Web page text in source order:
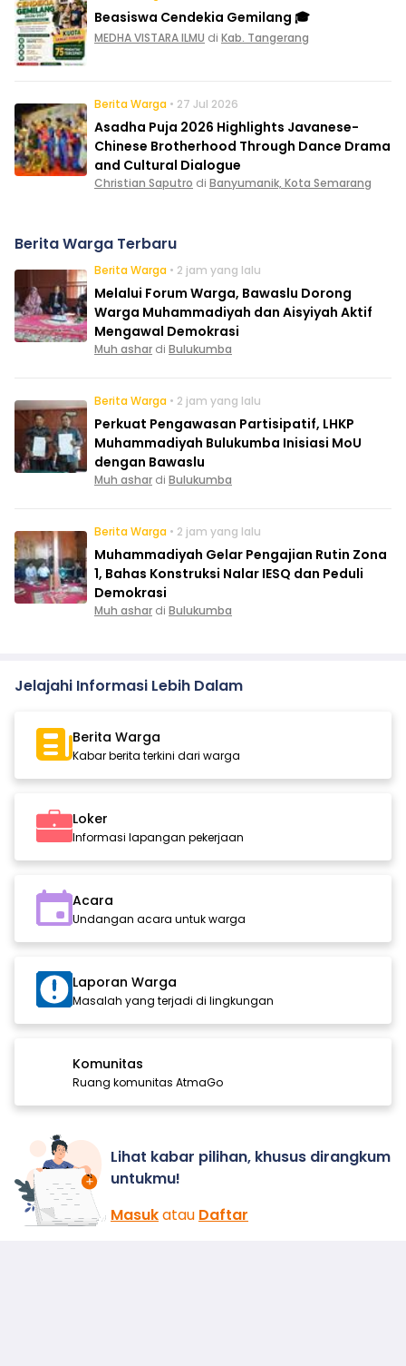
Beasiswa Cendekia Gemilang 🎓
MEDHA VISTARA ILMU di Kab. Tangerang
Berita Warga • 27 Jul 2026
Asadha Puja 2026 Highlights Javanese-
Chinese Brotherhood Through Dance Drama
and Cultural Dialogue
Christian Saputro di Banyumanik, Kota Semarang
Berita Warga Terbaru
Berita Warga • 2 jam yang lalu
Melalui Forum Warga, Bawaslu Dorong
Warga Muhammadiyah dan Aisyiyah Aktif
Mengawal Demokrasi
Muh ashar di Bulukumba
Berita Warga • 2 jam yang lalu
Perkuat Pengawasan Partisipatif, LHKP
Muhammadiyah Bulukumba Inisiasi MoU
dengan Bawaslu
Muh ashar di Bulukumba
Berita Warga • 2 jam yang lalu
Muhammadiyah Gelar Pengajian Rutin Zona
1, Bahas Konstruksi Nalar IESQ dan Peduli
Demokrasi
Muh ashar di Bulukumba
Jelajahi Informasi Lebih Dalam
Berita Warga
Kabar berita terkini dari warga
Loker
Informasi lapangan pekerjaan
Acara
Undangan acara untuk warga
Laporan Warga
Masalah yang terjadi di lingkungan
Komunitas
Ruang komunitas AtmaGo
Lihat kabar pilihan, khusus dirangkum
untukmu!
Masukatau Daftar